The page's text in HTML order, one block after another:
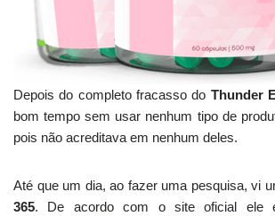
Depois do completo fracasso do Thunder
bom tempo sem usar nenhum tipo de
pois não acreditava em nenhum deles.
Até que um dia, ao fazer uma pesquisa, vi
365. De acordo com o site oficial ele